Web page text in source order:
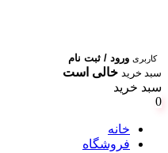
کاربری ورود / ثبت نام
سبد خرید خالی است
سبد خرید
0
خانه
فروشگاه